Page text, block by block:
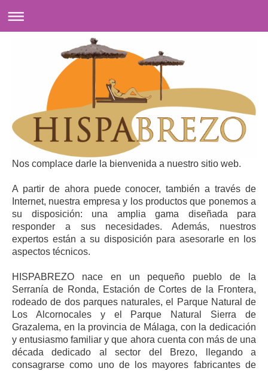
Nos complace darle la bienvenida a nuestro sitio web.
A partir de ahora puede conocer, también a través de
Internet, nuestra empresa y los productos que ponemos a
su disposición: una amplia gama diseñada para
responder a sus necesidades. Además, nuestros
expertos están a su disposición para asesorarle en los
aspectos técnicos.
HISPABREZO nace en un pequeño pueblo de la
Serranía de Ronda, Estación de Cortes de la Frontera,
rodeado de dos parques naturales, el Parque Natural de
Los Alcornocales y el Parque Natural Sierra de
Grazalema, en la provincia de Málaga, con la dedicación
y entusiasmo familiar y que ahora cuenta con más de una
década dedicado al sector del Brezo, llegando a
consagrarse como uno de los mayores fabricantes de